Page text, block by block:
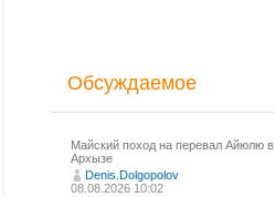
Обсуждаемое
Майский поход на перевал Айюлю в
Архызе
Denis.Dolgopolov
08.08.2026 10:02